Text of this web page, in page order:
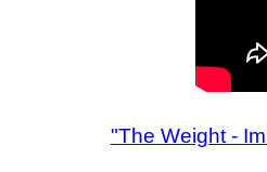
"The Weight -